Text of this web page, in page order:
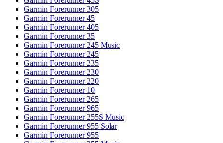
Garmin Forerunner 305
Garmin Forerunner 45
Garmin Forerunner 405
Garmin Forerunner 35
Garmin Forerunner 245 Music
Garmin Forerunner 245
Garmin Forerunner 235
Garmin Forerunner 230
Garmin Forerunner 220
Garmin Forerunner 10
Garmin Forerunner 265
Garmin Forerunner 965
Garmin Forerunner 255S Music
Garmin Forerunner 955 Solar
Garmin Forerunner 955